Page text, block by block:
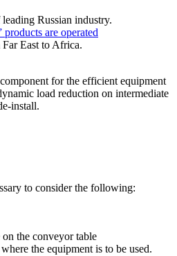
Russian industry.
are operated
East to Africa.
for the efficient equipment
load reduction on intermediate
install.
to consider the following:
the conveyor table
the equipment is to be used.